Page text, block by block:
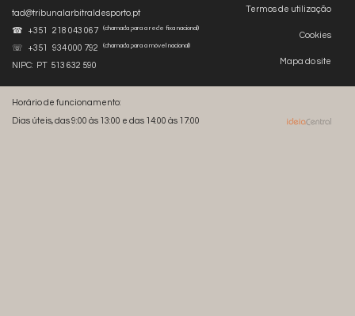
Termos de utilização
Cookies
Mapa do site
tad@tribunalarbitraldesporto.pt
☎ +351 218 043 067
(chamada para a rede fixa nacional)
☏ +351 934 000 792 (chamada para a móvel nacional)
NIPC: PT 513 632 590
Horário de funcionamento:
Dias úteis, das 9:00 às 13:00 e das 14:00 às 17:00